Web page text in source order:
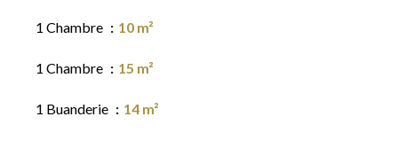
1 Chambre 10 m²
1 Chambre 15 m²
1 Buanderie 14 m²